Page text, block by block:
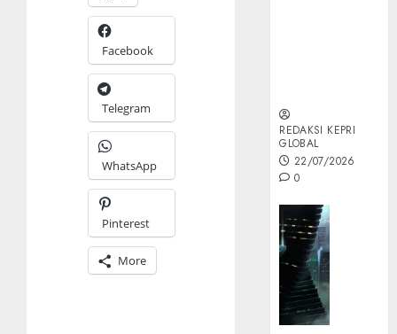
Facebook
Telegram
WhatsApp
Pinterest
More
REDAKSI KEPRI
GLOBAL
22/07/2026
0